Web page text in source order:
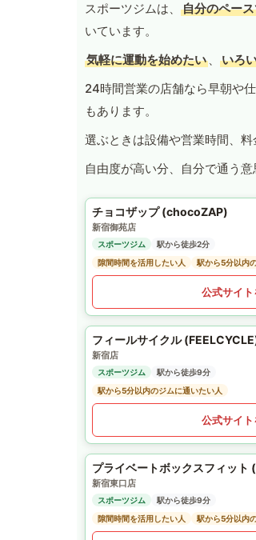
スポーツジムは、 自分のペー
いています。
気軽に運動を始めたい 、 いろ
24時間営業の店舗なら早朝や
もあります。
選ぶときは設備や営業時間、
自由度が高い分、自分で通う
チョコザップ (chocoZAP)
新宿御苑店
スポーツジム
駅から徒歩2分
隙間時間を活用したい人
駅から5分以内
公式サイト
フィールサイクル
新宿店
スポーツジム
駅から徒歩9分
駅から5分以内のジムに通いたい人
公式サイト
プライベートボックスフィッ
新宿東口店
スポーツジム
駅から徒歩9分
隙間時間を活用したい人
駅から5分以内